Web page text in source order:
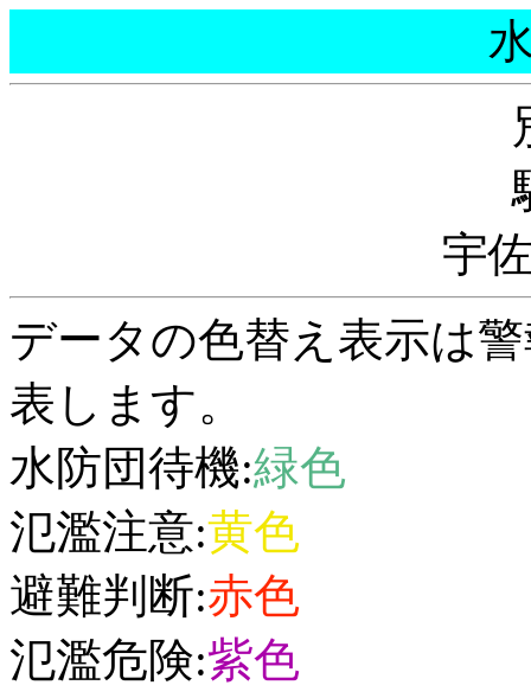
宇
データの色替え表示は
表します。
水防団待機:緑色
氾濫注意:黄色
避難判断:赤色
氾濫危険:紫色